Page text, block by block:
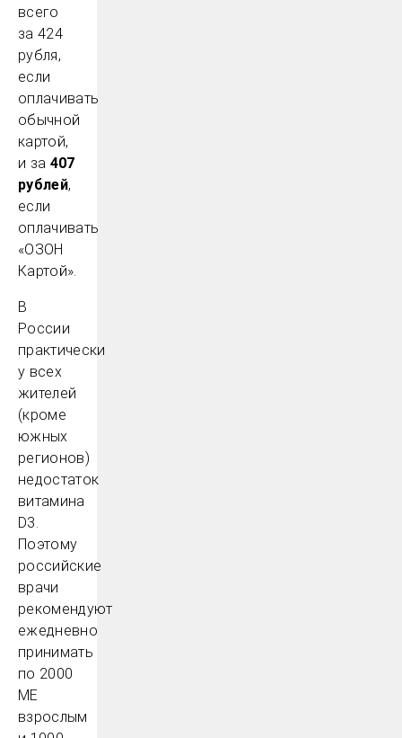
всего
за 424
рубля,
если
оплачивать
обычной
картой,
и за 407
рублей,
если
оплачивать
«ОЗОН
Картой».
В
России
практически
у всех
жителей
(кроме
южных
регионов)
недостаток
витамина
D3.
Поэтому
российские
врачи
рекомендуют
ежедневно
принимать
по 2000
МЕ
взрослым